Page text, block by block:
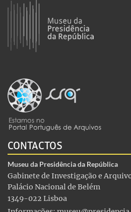
CONTACTOS
Museu da Presidência da República
Gabinete de Investigação e
Palácio Nacional de Belém
1349-022 Lisboa